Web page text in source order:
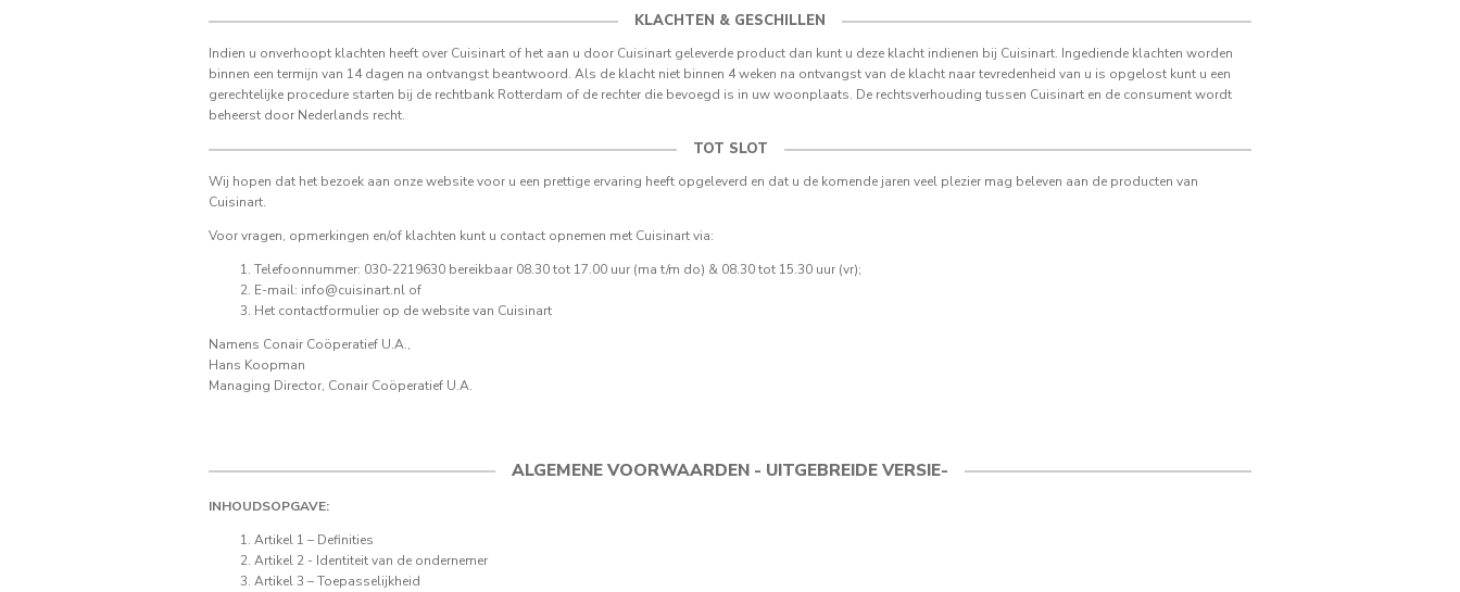
KLACHTEN & GESCHILLEN
Indien u onverhoopt klachten heeft over Cuisinart of het aan u door Cuisinart geleverde product dan kunt u deze klacht indienen bij Cuisinart. Ingediende klachten worden
binnen een termijn van 14 dagen na ontvangst beantwoord. Als de klacht niet binnen 4 weken na ontvangst van de klacht naar tevredenheid van u is opgelost kunt u een
gerechtelijke procedure starten bij de rechtbank Rotterdam of de rechter die bevoegd is in uw woonplaats. De rechtsverhouding tussen Cuisinart en de consument wordt
beheerst door Nederlands recht.
TOT SLOT
Wij hopen dat het bezoek aan onze website voor u een prettige ervaring heeft opgeleverd en dat u de komende jaren veel plezier mag beleven aan de producten van
Cuisinart.
Voor vragen, opmerkingen en/of klachten kunt u contact opnemen met Cuisinart via:
Telefoonnummer: 030-2219630 bereikbaar 08.30 tot 17.00 uur (ma t/m do) & 08.30 tot 15.30 uur (vr);
E-mail: info@cuisinart.nl of
Het contactformulier op de website van Cuisinart
Namens Conair Coöperatief U.A.,
Hans Koopman
Managing Director, Conair Coöperatief U.A.
ALGEMENE VOORWAARDEN - UITGEBREIDE VERSIE-
INHOUDSOPGAVE:
Artikel 1 – Definities
Artikel 2 - Identiteit van de ondernemer
Artikel 3 – Toepasselijkheid